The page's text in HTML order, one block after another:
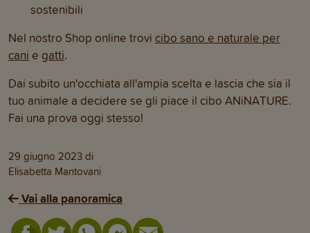
sostenibili
Nel nostro Shop online trovi cibo sano e naturale per
cani e gatti.
Dai subito un'occhiata all'ampia scelta e lascia che sia il
tuo animale a decidere se gli piace il cibo ANiNATURE.
Fai una prova oggi stesso!
29 giugno 2023 di
Elisabetta Mantovani
Vai alla panoramica